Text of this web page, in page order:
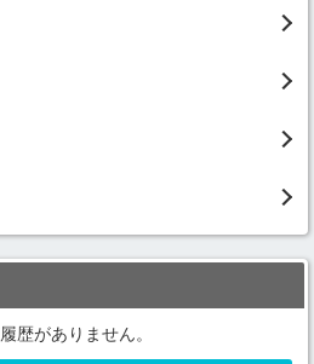
歴がありません。